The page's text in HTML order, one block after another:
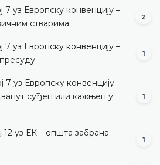
уз Европску конвенцију –
стварима
2
уз Европску конвенцију –
1
7 уз Европску конвенцију –
суђен или кажњен у
1
12 уз ЕК – општа забрана
1